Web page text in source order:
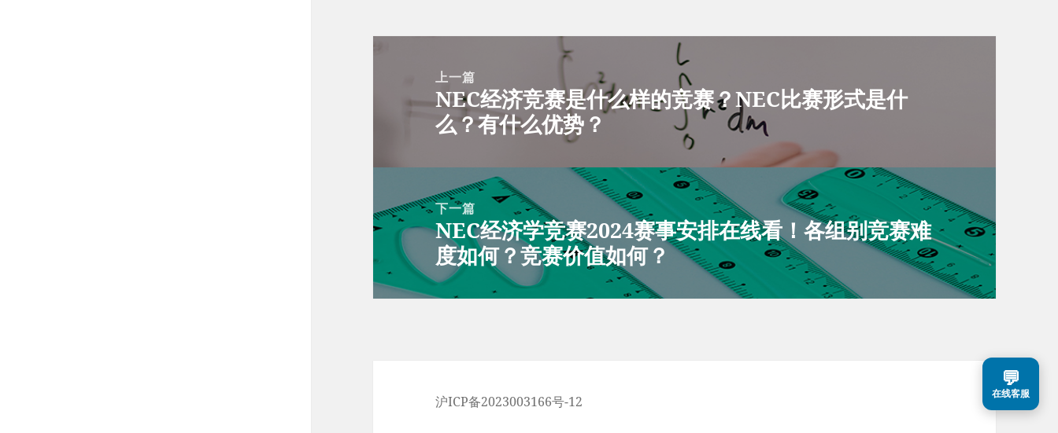
文
上一篇
上
篇
章：
NEC经济竞赛是什么样的竞赛？NEC比赛形式是什
么？有什么优势？
下一篇
下
篇
文
章：
NEC经济学竞赛2024赛事安排在线看！各组别竞赛难
度如何？竞赛价值如何？
沪ICP备2023003166号-12
💬
在线客服